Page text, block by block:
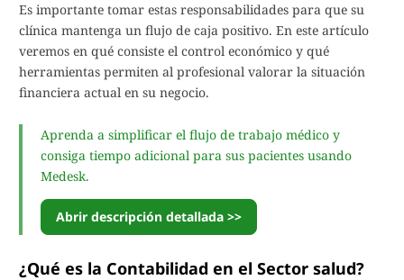
Es importante tomar estas responsabilidades para que su
clínica mantenga un flujo de caja positivo. En este artículo
veremos en qué consiste el control económico y qué
herramientas permiten al profesional valorar la situación
financiera actual en su negocio.
Aprenda a simplificar el flujo de trabajo médico y
consiga tiempo adicional para sus pacientes usando
Medesk.
Abrir descripción detallada >>
¿Qué es la Contabilidad en el Sector salud?